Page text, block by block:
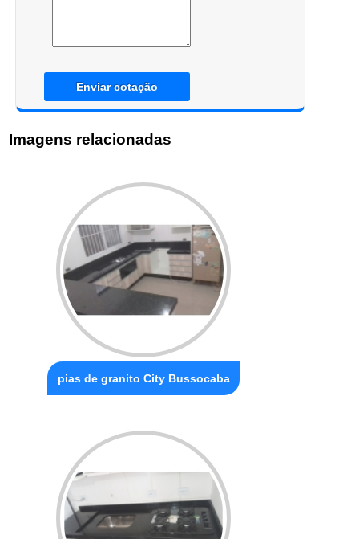
Enviar cotação
Imagens relacionadas
pias de granito City Bussocaba